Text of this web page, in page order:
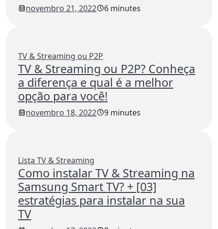
novembro 21, 2022 6 minutes
TV & Streaming ou P2P
TV & Streaming ou P2P? Conheça
a diferença e qual é a melhor
opção para você!
novembro 18, 2022 9 minutes
Lista TV & Streaming
Como instalar TV & Streaming na
Samsung Smart TV? + [03]
estratégias para instalar na sua
TV